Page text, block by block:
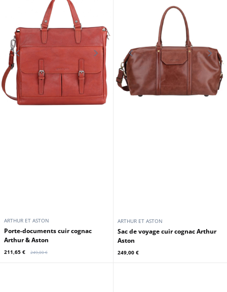
ARTHUR ET ASTON
Porte-documents cuir cognac
Arthur & Aston
211,65 € 249,00 €
ARTHUR ET ASTON
Sac de voyage cuir cognac Arthur
Aston
249,00 €